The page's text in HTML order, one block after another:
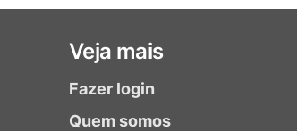
Veja mais
Fazer login
Quem somos